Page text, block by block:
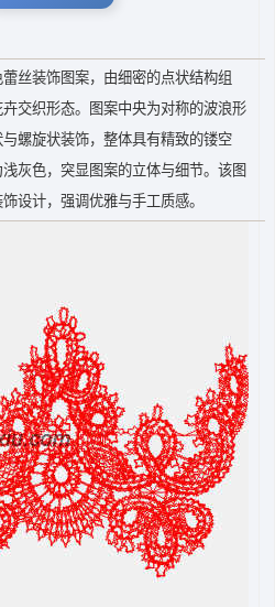
丝装饰图案，由细密的点状结构组
交织形态。图案中央为对称的波浪形
螺旋状装饰，整体具有精致的镂空
灰色，突显图案的立体与细节。该图
设计，强调优雅与手工质感。